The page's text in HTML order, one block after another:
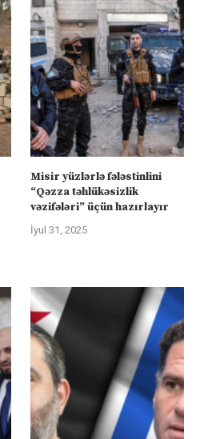
Misir yüzlərlə fələstinlini
“Qəzza təhlükəsizlik
vəzifələri” üçün hazırlayır
İyul 31, 2025